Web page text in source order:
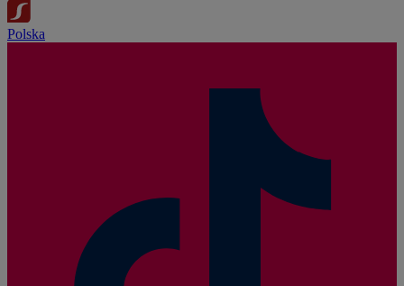
Polska